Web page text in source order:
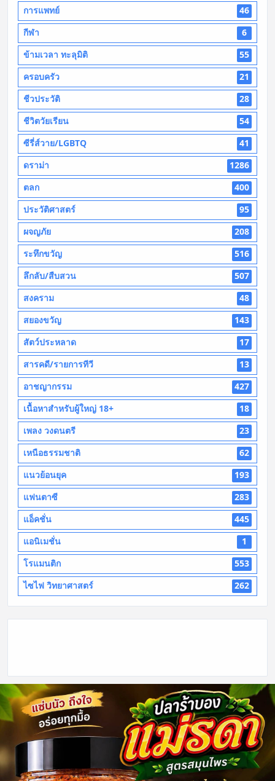
การแพทย์
46
กีฬา
6
ข้ามเวลา ทะลุมิติ
55
ครอบครัว
21
ชีวประวัติ
28
ชีวิตวัยเรียน
54
ซีรี่ส์วาย/LGBTQ
41
ดราม่า
1286
ตลก
400
ประวัติศาสตร์
95
ผจญภัย
208
ระทึกขวัญ
516
ลึกลับ/สืบสวน
507
สงคราม
48
สยองขวัญ
143
สัตว์ประหลาด
17
สารคดี/รายการทีวี
13
อาชญากรรม
427
เนื้อหาสำหรับผู้ใหญ่ 18+
18
เพลง วงดนตรี
23
เหนือธรรมชาติ
62
แนวย้อนยุค
193
แฟนตาซี
283
แอ็คชั่น
445
แอนิเมชั่น
1
โรแมนติก
553
ไซไฟ วิทยาศาสตร์
262